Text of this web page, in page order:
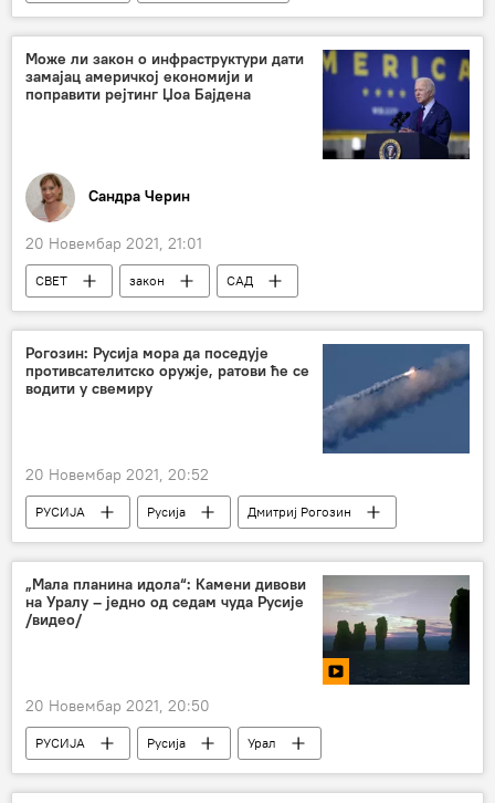
Док анђели спавају
Спутњик видео
Може ли закон о инфраструктури дати
замајац америчкој економији и
поправити рејтинг Џоа Бајдена
Сандра Черин
20 Новембар 2021, 21:01
СВЕТ закон
САД
Џозеф Бајден
Рогозин: Русија мора да поседује
противсателитско оружје, ратови ће се
водити у свемиру
20 Новембар 2021, 20:52
РУСИЈА Русија
Дмитриј Рогозин
Русија – војска и наоружање
Војска и наоружање
„Мала планина идола“: Камени дивови
на Уралу – једно од седам чуда Русије
/видео/
20 Новембар 2021, 20:50
РУСИЈА Русија
Урал
Коми
Разгледнице из Русије